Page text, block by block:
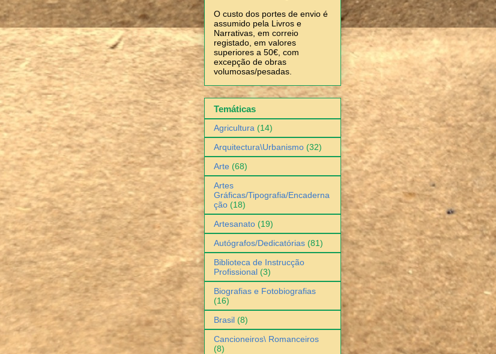
O custo dos portes de envio é
assumido pela Livros e
Narrativas, em correio
registado, em valores
superiores a 50€, com
excepção de obras
volumosas/pesadas.
Temáticas
Agricultura (14)
Arquitectura\Urbanismo (32)
Arte (68)
Artes
Gráficas/Tipografia/Encaderna
ção (18)
Artesanato (19)
Autógrafos/Dedicatórias (81)
Biblioteca de Instrucção
Profissional (3)
Biografias e Fotobiografias
(16)
Brasil (8)
Cancioneiros\ Romanceiros
(8)